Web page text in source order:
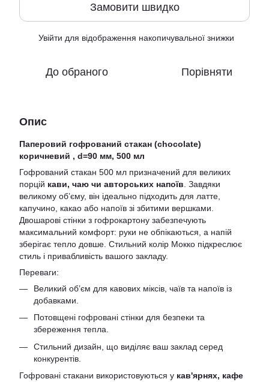
Замовити швидко
Увійти для відображення накопичувальної знижки
До обраного Порівняти
Опис
Паперовий гофрований стакан (chocolate)
коричневий , d=90 мм, 500 мл
Гофрований стакан 500 мл призначений для великих
порцій кави, чаю чи авторських напоїв . Завдяки
великому об’єму, він ідеально підходить для латте,
капучино, какао або напоїв зі збитими вершками.
Двошарові стінки з гофрокартону забезпечують
максимальний комфорт: руки не обпікаються, а напій
зберігає тепло довше. Стильний колір Мокко підкреслює
стиль і привабливість вашого закладу.
Переваги:
Великий об’єм для кавових міксів, чаїв та напоїв із
добавками.
Потовщені гофровані стінки для безпеки та
збереження тепла.
Стильний дизайн, що виділяє ваш заклад серед
конкурентів.
Гофровані стакани використовуються у кав'ярнях, кафе